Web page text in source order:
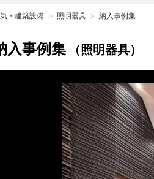
・建築設備 照明器具 納入事例集
入事例集 （照明器具）